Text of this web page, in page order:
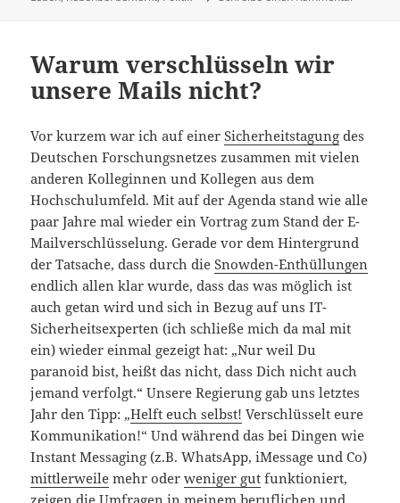
Warum verschlüsseln wir
unsere Mails nicht?
Vor kurzem war ich auf einerSicherheitstagung des
Deutschen Forschungsnetzes zusammen mit vielen
anderen Kolleginnen und Kollegen aus dem
Hochschulumfeld. Mit auf der Agenda stand wie alle
paar Jahre mal wieder ein Vortrag zum Stand der E-
Mailverschlüsselung. Gerade vor dem Hintergrund
der Tatsache, dass durch dieSnowden-Enthüllungen
endlich allen klar wurde, dass das was möglich ist
auch getan wird und sich in Bezug auf uns IT-
Sicherheitsexperten (ich schließe mich da mal mit
ein) wieder einmal gezeigt hat: „Nur weil Du
paranoid bist, heißt das nicht, dass Dich nicht auch
jemand verfolgt.“ Unsere Regierung gab uns letztes
Jahr den Tipp: „Helft euch selbst! Verschlüsselt eure
Kommunikation!“ Und während das bei Dingen wie
Instant Messaging (z.B. WhatsApp, iMessage und Co)
mittlerweile mehr oderweniger gut funktioniert,